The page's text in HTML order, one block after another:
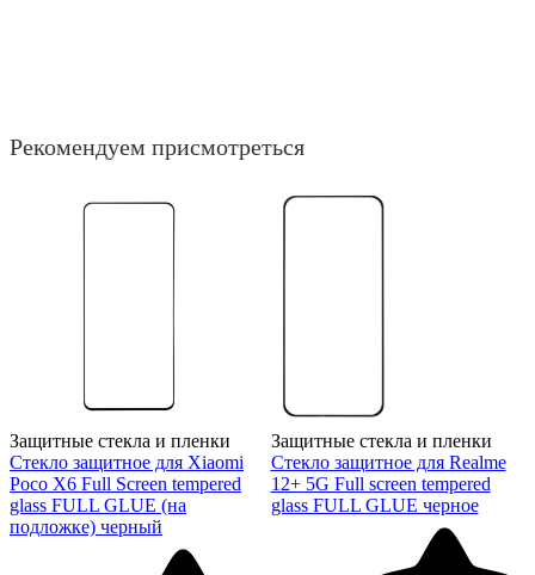
Рекомендуем присмотреться
Защитные стекла и пленки
Стекло защитное для Xiaomi
Poco X6 Full Screen tempered
glass FULL GLUE (на
подложке) черный
Защитные стекла и пленки
Стекло защитное для Realme
12+ 5G Full screen tempered
glass FULL GLUE черное